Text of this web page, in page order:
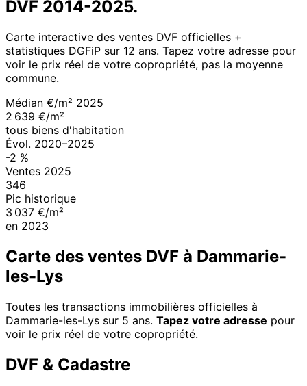
DVF 2014-2025.
Carte interactive des ventes DVF officielles +
statistiques DGFiP sur 12 ans. Tapez votre adresse pour
voir le prix réel de votre copropriété, pas la moyenne
commune.
Médian €/m² 2025
2 639 €/m²
tous biens d'habitation
Évol. 2020–2025
-2 %
Ventes 2025
346
Pic historique
3 037 €/m²
en 2023
Carte des ventes DVF à Dammarie-
les-Lys
Toutes les transactions immobilières officielles à
Dammarie-les-Lys sur 5 ans. Tapez votre adresse pour
voir le prix réel de votre copropriété.
DVF & Cadastre